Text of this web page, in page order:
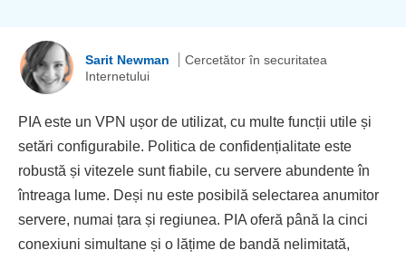
Sarit Newman
Cercetător în securitatea
Internetului
PIA este un VPN ușor de utilizat, cu multe funcții utile și
setări configurabile. Politica de confidențialitate este
robustă și vitezele sunt fiabile, cu servere abundente în
întreaga lume. Deși nu este posibilă selectarea anumitor
servere, numai țara și regiunea. PIA oferă până la cinci
conexiuni simultane și o lățime de bandă nelimitată,